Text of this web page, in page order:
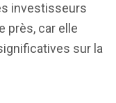
investisseurs
près, car elle
sur la